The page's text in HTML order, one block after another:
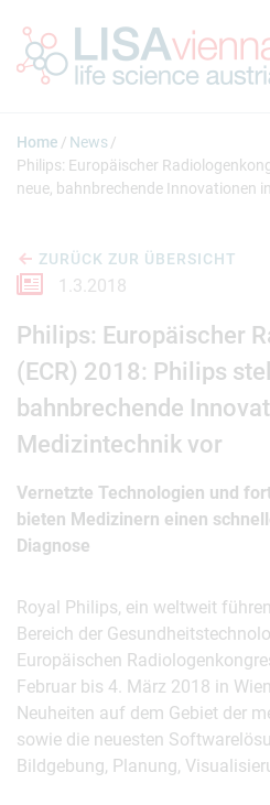
Home
News
Philips: Europäischer
neue, bahnbrechende Innovationen
ZURÜCK ZUR ÜBERSICHT
1.3.2018
Philips: Europäischer
(ECR) 2018: Philips
bahnbrechende
Medizintechnik vor
Vernetzte Technologien und
bieten Medizinern einen
Diagnose
Royal Philips, ein weltweit
Bereich der
Europäischen
Februar bis 4. März 2018 in
Neuheiten auf dem Gebiet der
sowie die neuesten
Bildgebung, Planung,